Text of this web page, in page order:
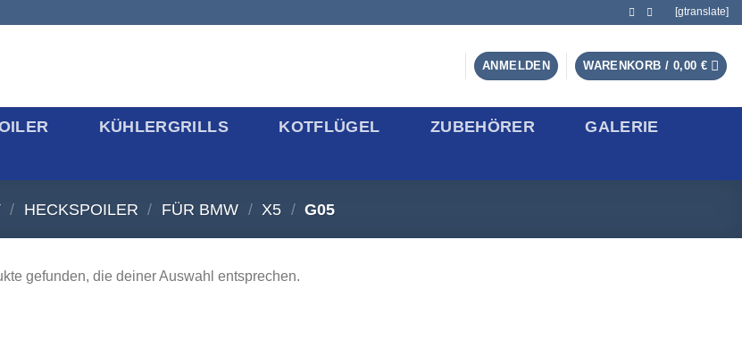
[gtranslate]
ANMELDEN WARENKORB / 0,00 €
KÜHLERGRILLS KOTFLÜGEL ZUBEHÖRER GALERIE
/ HECKSPOILER / FÜR BMW / X5 / G05
gefunden, die deiner Auswahl entsprechen.